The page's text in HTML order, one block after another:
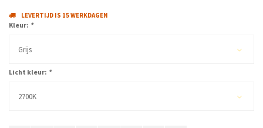
LEVERTIJD IS 15 WERKDAGEN
Kleur: *
Grijs
Licht kleur: *
2700K